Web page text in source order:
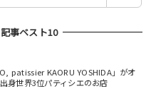
事ベスト10
patissier KAORU YOSHIDA」がオ
身世界3位パティシエのお店